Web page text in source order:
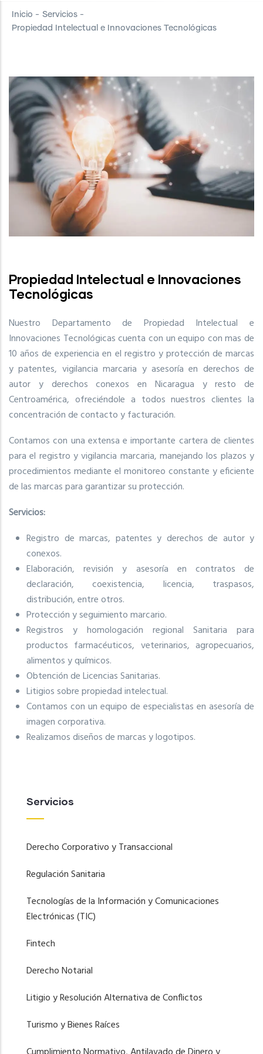
Inicio - Servicios -
Propiedad Intelectual e Innovaciones Tecnológicas
Propiedad Intelectual e Innovaciones
Tecnológicas
Nuestro Departamento de Propiedad Intelectual e
Innovaciones Tecnológicas cuenta con un equipo con mas de
10 años de experiencia en el registro y protección de marcas
y patentes, vigilancia marcaria y asesoría en derechos de
autor y derechos conexos en Nicaragua y resto de
Centroamérica, ofreciéndole a todos nuestros clientes la
concentración de contacto y facturación.
Contamos con una extensa e importante cartera de clientes
para el registro y vigilancia marcaria, manejando los plazos y
procedimientos mediante el monitoreo constante y eficiente
de las marcas para garantizar su protección.
Servicios:
Registro de marcas, patentes y derechos de autor y
conexos.
Elaboración, revisión y asesoría en contratos de
declaración, coexistencia, licencia, traspasos,
distribución, entre otros.
Protección y seguimiento marcario.
Registros y homologación regional Sanitaria para
productos farmacéuticos, veterinarios, agropecuarios,
alimentos y químicos.
Obtención de Licencias Sanitarias.
Litigios sobre propiedad intelectual.
Contamos con un equipo de especialistas en asesoría de
imagen corporativa.
Realizamos diseños de marcas y logotipos.
Servicios
Derecho Corporativo y Transaccional
Regulación Sanitaria
Tecnologías de la Información y Comunicaciones
Electrónicas (TIC)
Fintech
Derecho Notarial
Litigio y Resolución Alternativa de Conflictos
Turismo y Bienes Raíces